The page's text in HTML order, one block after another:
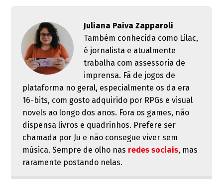
Juliana Paiva Zapparoli
Também conhecida como Lilac,
é jornalista e atualmente
trabalha com assessoria de
imprensa. Fã de jogos de
plataforma no geral, especialmente os da era
16-bits, com gosto adquirido por RPGs e visual
novels ao longo dos anos. Fora os games, não
dispensa livros e quadrinhos. Prefere ser
chamada por Ju e não consegue viver sem
música. Sempre de olho nas redes sociais, mas
raramente postando nelas.